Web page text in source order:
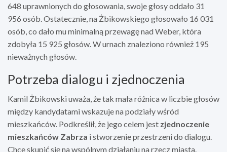
648 uprawnionych do głosowania, swoje głosy oddało 31
956 osób. Ostatecznie, na Żbikowskiego głosowało 16 031
osób, co dało mu minimalną przewagę nad Weber, która
zdobyła 15 925 głosów. W urnach znaleziono również 195
nieważnych głosów.
Potrzeba dialogu i zjednoczenia
Kamil Żbikowski uważa, że tak mała różnica w liczbie głosów
między kandydatami wskazuje na podziały wśród
mieszkańców. Podkreślił, że jego celem jest zjednoczenie
mieszkańców Zabrza i stworzenie przestrzeni do dialogu.
Chce skupić się na wspólnym działaniu na rzecz miasta.